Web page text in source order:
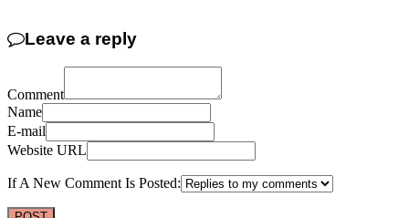
Leave a reply
Comment
Name
E-mail
Website URL
If A New Comment Is Posted: